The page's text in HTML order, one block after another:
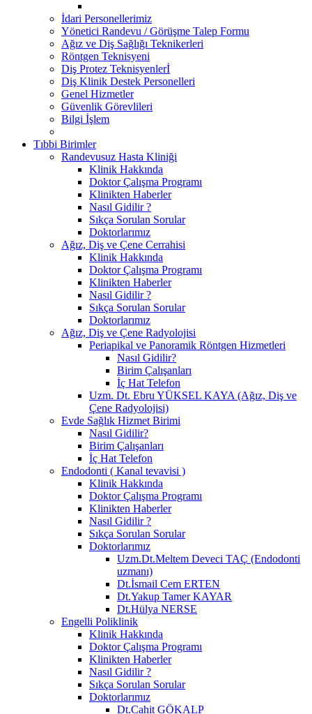
İdari Personellerimiz
Yönetici Randevu / Görüşme Talep Formu
Ağız ve Diş Sağlığı Teknikerleri
Röntgen Teknisyeni
Diş Protez Teknisyenlerİ
Diş Klinik Destek Personelleri
Genel Hizmetler
Güvenlik Görevlileri
Bilgi İşlem
Tıbbi Birimler
Randevusuz Hasta Kliniği
Klinik Hakkında
Doktor Çalışma Programı
Klinikten Haberler
Nasıl Gidilir ?
Sıkça Sorulan Sorular
Doktorlarımız
Ağız, Diş ve Çene Cerrahisi
Klinik Hakkında
Doktor Çalışma Programı
Klinikten Haberler
Nasıl Gidilir ?
Sıkça Sorulan Sorular
Doktorlarımız
Ağız, Diş ve Çene Radyolojisi
Periapikal ve Panoramik Röntgen Hizmetleri
Nasıl Gidilir?
Birim Çalışanları
İç Hat Telefon
Uzm. Dt. Ebru YÜKSEL KAYA (Ağız, Diş ve
Çene Radyolojisi)
Evde Sağlık Hizmet Birimi
Nasıl Gidilir?
Birim Çalışanları
İç Hat Telefon
Endodonti ( Kanal tevavisi )
Klinik Hakkında
Doktor Çalışma Programı
Klinikten Haberler
Nasıl Gidilir ?
Sıkça Sorulan Sorular
Doktorlarımız
Uzm.Dt.Meltem Deveci TAÇ (Endodonti
uzmanı)
Dt.İsmail Cem ERTEN
Dt.Yakup Tamer KAYAR
Dt.Hülya NERSE
Engelli Poliklinik
Klinik Hakkında
Doktor Çalışma Programı
Klinikten Haberler
Nasıl Gidilir ?
Sıkça Sorulan Sorular
Doktorlarımız
Dt.Cahit GÖKALP